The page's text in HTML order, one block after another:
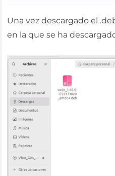
Una vez descargado el
en la que se ha